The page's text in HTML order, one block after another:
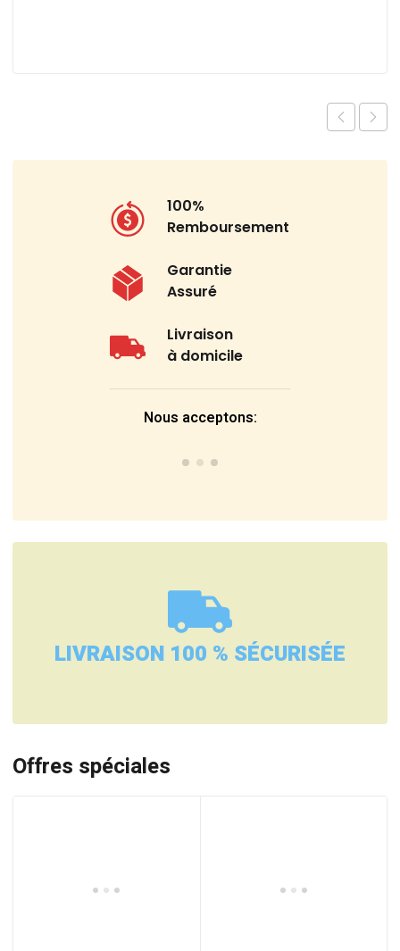
100%
Remboursement
Garantie
Assuré
Livraison
à domicile
Nous acceptons:
LIVRAISON 100 % SÉCURISÉE
Offres spéciales